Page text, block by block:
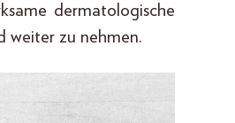
dermatologische
weiter zu nehmen.